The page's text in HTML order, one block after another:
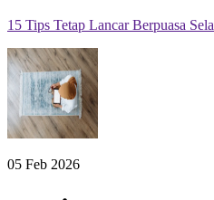
15 Tips Tetap Lancar Berpuasa
05 Feb 2026